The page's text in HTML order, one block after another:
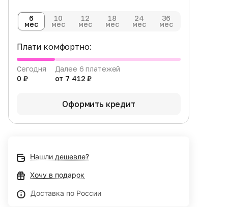
6
мес
10
мес
12
мес
18
мес
24
мес
36
мес
Плати комфортно:
Сегодня
0 ₽
Далее 6 платежей
от 7 412 ₽
Оформить кредит
Нашли дешевле?
Хочу в подарок
Доставка по России